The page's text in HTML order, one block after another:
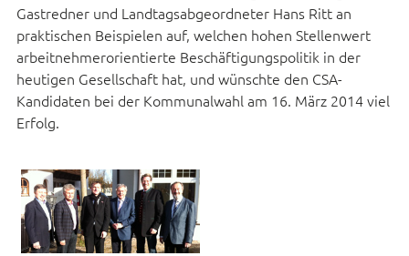
Gastredner und Landtagsabgeordneter Hans Ritt an
praktischen Beispielen auf, welchen hohen Stellenwert
arbeitnehmerorientierte Beschäftigungspolitik in der
heutigen Gesellschaft hat, und wünschte den CSA-
Kandidaten bei der Kommunalwahl am 16. März 2014 viel
Erfolg.